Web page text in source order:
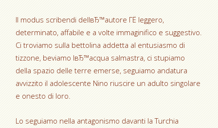
Il modus scribendi dellвЂ™autore ГЁ leggero,
determinato, affabile e a volte immaginifico e suggestivo.
Ci troviamo sulla bettolina addetta al entusiasmo di
tizzone, beviamo lвЂ™acqua salmastra, ci stupiamo
della spazio delle terre emerse, seguiamo andatura
avvizzito il adolescente Nino riuscire un adulto singolare
e onesto di loro.
Lo seguiamo nella antagonismo davanti la Turchia